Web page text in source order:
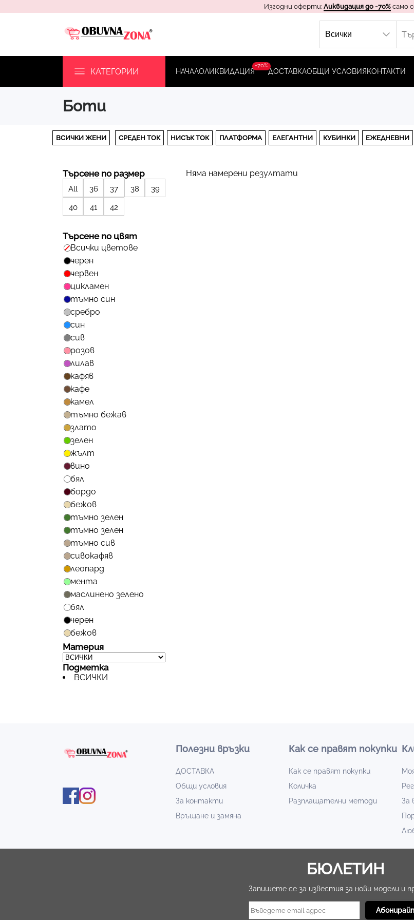
Изгодни оферти: Ликвидация до -70% само
КАТЕГОРИИ НАЧАЛОЛИКВИДАЦИЯ
-70%
ДОСТАВКАОБЩИ УСЛОВИЯ KОНТАКТИ
боти
ВСИЧКИ ЖЕНИ СРЕДЕН ТОК НИСЪК ТОК ПЛАТФОРМА ЕЛЕГАНТНИ КУБИНКИ ЕЖЕДНЕВНИ
Търсене по размер
All 36 37 38
39
40
41 42
Търсене по цвят
Всички цветове
черен
червен
цикламен
тъмно син
сребро
син
сив
розов
лилав
кафяв
кафе
камел
тъмно бежав
злато
зелен
жълт
вино
бял
бордо
бежов
тъмно зелен
тъмно зелен
тъмно сив
сивокафяв
леопард
мента
маслинено зелено
бял
черен
бежов
Материя
Подметка
ВСИЧКИ
Няма намерени резултати
Полезни връзки
ДОСТАВКА
Общи условия
За контакти
Връщане и замяна
Как се правят покупки
Как се правят покупки
Количка
Разплащателни методи
За
БЮЛЕТИН
Запишете се за известия за нови модели и